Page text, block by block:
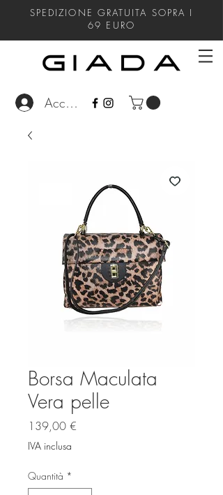
SPEDIZIONE GRATUITA SOPRA I
69 EURO
Accedi
Borsa Maculata
Vera pelle
139,00 €
IVA inclusa
Quantità *